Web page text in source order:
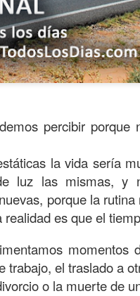
percibir porque
la vida sería
luz las mismas, y
porque la
es que el
trabajo, el traslado a
o la muerte de
continua de
la mayoría
logros en el cuidado
se tiene la
de mis padres y
es que para la
sus
son tus
carta a los romanos